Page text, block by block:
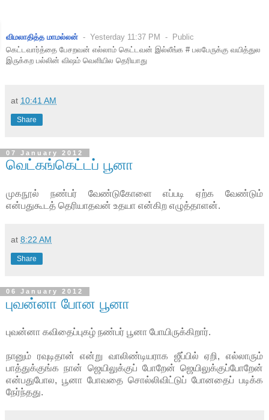
விமலாதித்த மாமல்லன் - Yesterday 11:37 PM -
Public
கெட்டவார்த்தை பேசறவன் எல்லாம் கெட்டவன் இல்லீங்க # பலபேருக்கு வயித்துல
இருக்கற பல்லின் விஷம் வெளியில தெரியாது
at 10:41 AM
Share
07 January 2012
வெட்கங்கெட்டப் பூனா
முகநூல் நண்பர் வேண்டுகோளை எப்படி ஏற்க வேண்டும்
என்பதுகூடத் தெரியாதவன் உதயா என்கிற எழுத்தாளன்.
at 8:22 AM
Share
06 January 2012
புவன்னா போன பூனா
புவன்னா கவிதைப்புகழ் நண்பர் பூனா போயிருக்கிறார்.
நானும் ரவுடிதான் என்று வாலிண்டியராக ஜீப்பில் ஏறி, எல்லாரும்
பாத்துக்குங்க நான் ஜெயிலுக்குப் போறேன் ஜெயிலுக்குப்போறேன்
என்பதுபோல, பூனா போவதை சொல்லிவிட்டுப் போனதைப் படிக்க
நேர்ந்தது.